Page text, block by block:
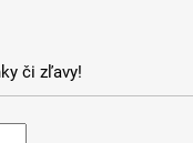
či zľavy!